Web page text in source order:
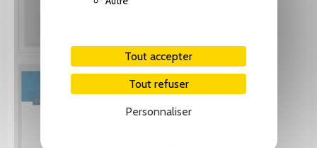
Tout accepter
Tout refuser
Personnaliser